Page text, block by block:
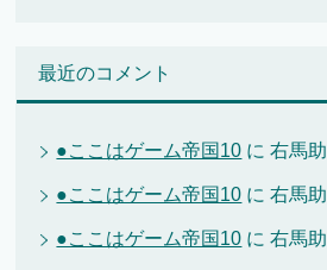
最近のコメント
●ここはゲーム帝国10 に右馬助
●ここはゲーム帝国10 に右馬助
●ここはゲーム帝国10 に右馬助